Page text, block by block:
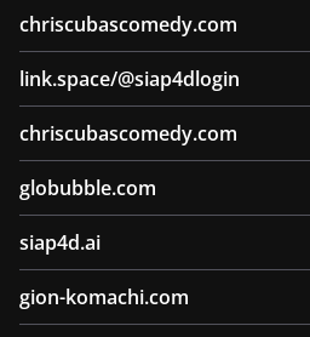
chriscubascomedy.com
link.space/@siap4dlogin
chriscubascomedy.com
globubble.com
siap4d.ai
gion-komachi.com